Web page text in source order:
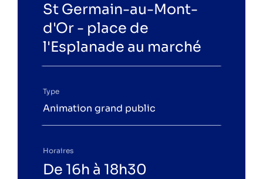
St Germain-au-Mont-
d'Or - place de
l'Esplanade au marché
Type
Animation grand public
Horaires
De 16h à 18h30